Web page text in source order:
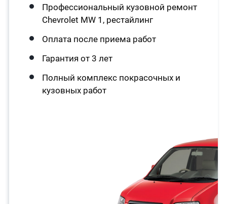
Профессиональный кузовной ремонт
Chevrolet MW 1, рестайлинг
Оплата после приема работ
Гарантия от 3 лет
Полный комплекс покрасочных и
кузовных работ